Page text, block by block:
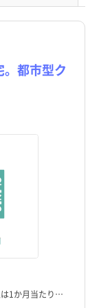
都市型ク
1か月当たり…